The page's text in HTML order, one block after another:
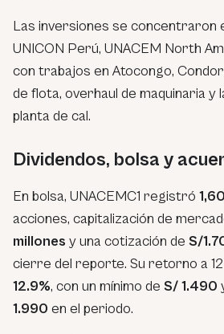
Las inversiones se concentraron
UNICON Perú, UNACEM North
con trabajos en Atocongo,
de flota, overhaul de maquinaria y
planta de cal.
Dividendos, bolsa y
En bolsa, UNACEMC1 registró
acciones, capitalización de
millones y una cotización de S/
cierre del reporte. Su retorno a
12.9%, con un mínimo de S/ 1.490
1.990 en el periodo.